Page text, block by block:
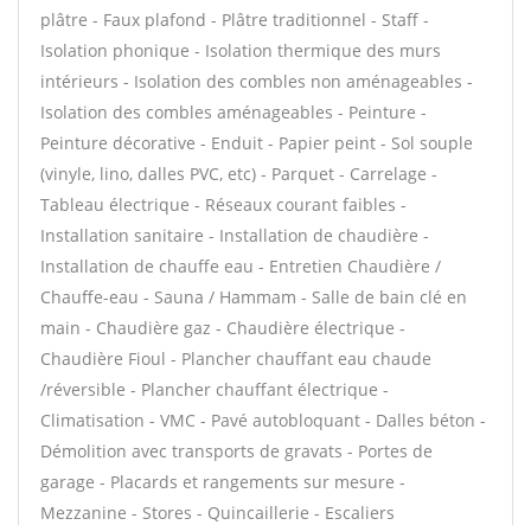
plâtre - Faux plafond - Plâtre traditionnel - Staff -
Isolation phonique - Isolation thermique des murs
intérieurs - Isolation des combles non aménageables -
Isolation des combles aménageables - Peinture -
Peinture décorative - Enduit - Papier peint - Sol souple
(vinyle, lino, dalles PVC, etc) - Parquet - Carrelage -
Tableau électrique - Réseaux courant faibles -
Installation sanitaire - Installation de chaudière -
Installation de chauffe eau - Entretien Chaudière /
Chauffe-eau - Sauna / Hammam - Salle de bain clé en
main - Chaudière gaz - Chaudière électrique -
Chaudière Fioul - Plancher chauffant eau chaude
/réversible - Plancher chauffant électrique -
Climatisation - VMC - Pavé autobloquant - Dalles béton -
Démolition avec transports de gravats - Portes de
garage - Placards et rangements sur mesure -
Mezzanine - Stores - Quincaillerie - Escaliers